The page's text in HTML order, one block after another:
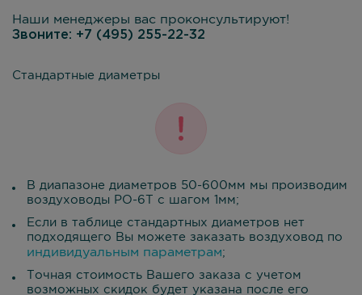
Наши менеджеры вас проконсультируют!
Звоните: +7 (495) 255-22-32
Стандартные диаметры
В диапазоне диаметров 50-600мм мы производим
воздуховоды PO-6T с шагом 1мм;
Если в таблице стандартных диаметров нет
подходящего Вы можете заказать воздуховод по
индивидуальным параметрам;
Точная стоимость Вашего заказа с учетом
возможных скидок будет указана после его